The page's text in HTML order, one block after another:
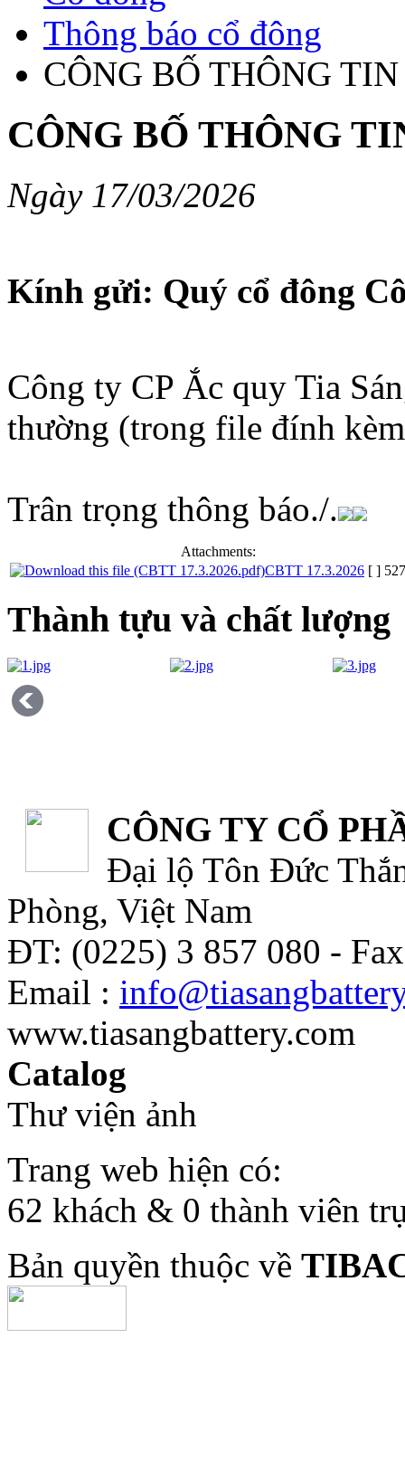
Thông báo cổ đông
CÔNG BỐ THÔNG
CÔNG BỐ THÔNG
Ngày 17/03/2026
Kính gửi: Quý cổ đông
Công ty CP Ắc quy Tia
thường (trong file đính
Trân trọng thông báo./.
Attachments:
CBTT 17.3.2026 [ ]
Thành tựu và chất lượng
CÔNG TY CỔ
Đại lộ Tôn Đức
Phòng, Việt Nam
ĐT: (0225) 3 857 080 -
Email :
www.tiasangbattery.com
Catalog
Thư viện ảnh
Trang web hiện có:
62 khách & 0 thành viên
Bản quyền thuộc về